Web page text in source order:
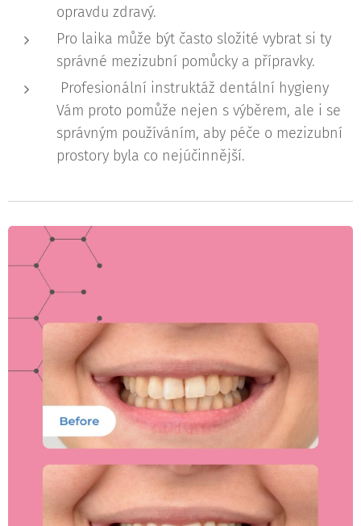
opravdu zdravý.
Pro laika může být často složité vybrat si ty
správné mezizubní pomůcky a přípravky.
Profesionální instruktáž dentální hygieny
Vám proto pomůže nejen s výběrem, ale i se
správným používáním, aby péče o mezizubní
prostory byla co nejúčinnější.